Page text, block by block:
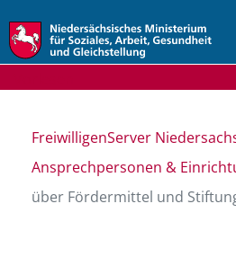
FreiwilligenServer
Ansprechpersonen &
über Fördermittel und